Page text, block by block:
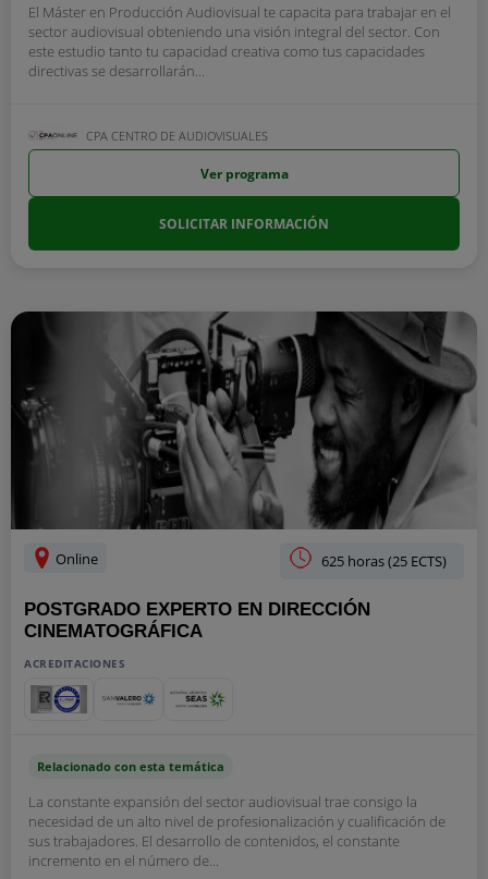
El Máster en Producción Audiovisual te capacita para trabajar en el
sector audiovisual obteniendo una visión integral del sector. Con
este estudio tanto tu capacidad creativa como tus capacidades
directivas se desarrollarán...
CPA CENTRO DE AUDIOVISUALES
Ver programa
SOLICITAR INFORMACIÓN
Online 625 horas (25 ECTS)
POSTGRADO EXPERTO EN DIRECCIÓN
CINEMATOGRÁFICA
ACREDITACIONES
Relacionado con esta temática
La constante expansión del sector audiovisual trae consigo la
necesidad de un alto nivel de profesionalización y cualificación de
sus trabajadores. El desarrollo de contenidos, el constante
incremento en el número de...